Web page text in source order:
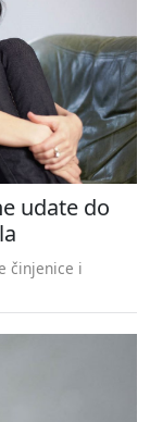
udate do
činjenice i